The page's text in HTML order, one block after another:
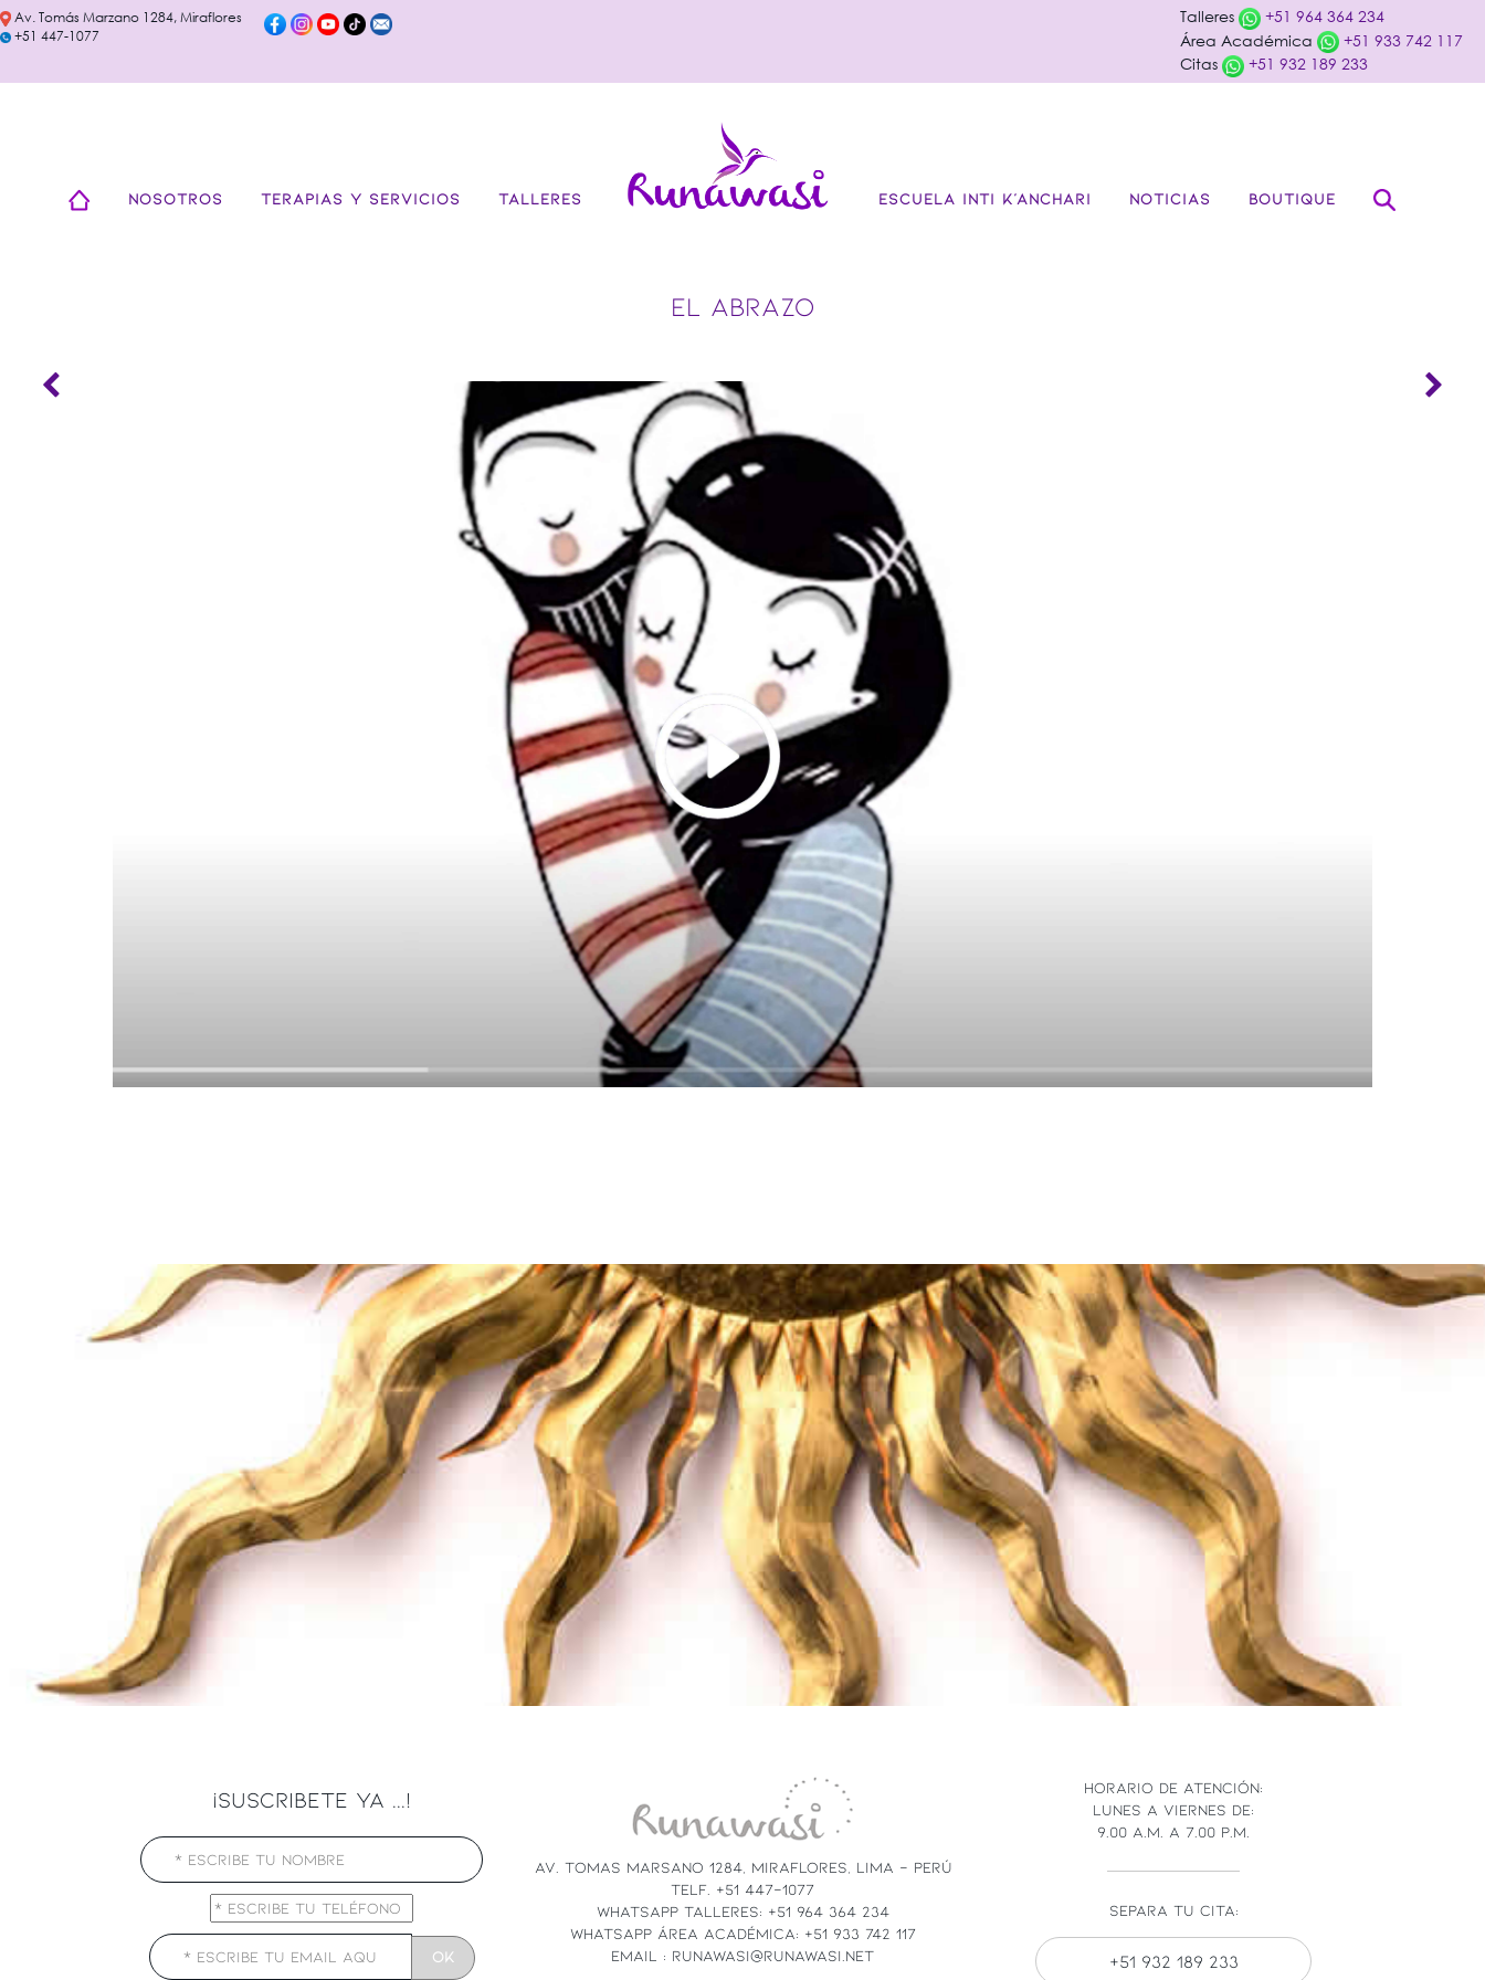
Av. Tomás Marzano 1284, Miraflores
+51 447-1077
Talleres
+51 964 364 234
Área Académica
+51 933 742 117
Citas
+51 932 189 233
NOSOTROS TERAPIAS Y SERVICIOS TALLERES ESCUELA INTI K’ANCHARI NOTICIAS BOUTIQUE
EL ABRAZO
¡SUSCRIBETE YA ...!
AV. TOMAS MARSANO 1284, MIRAFLORES, LIMA - PERÚ
TELF. +51 447-1077
WHATSAPP TALLERES: +51 964 364 234
WHATSAPP ÁREA ACADÉMICA: +51 933 742 117
EMAIL : RUNAWASI@RUNAWASI.NET
HORARIO DE ATENCIÓN:
LUNES A VIERNES DE:
9.00 A.M. A 7.00 P.M.
SEPARA TU CITA:
+51 932 189 233